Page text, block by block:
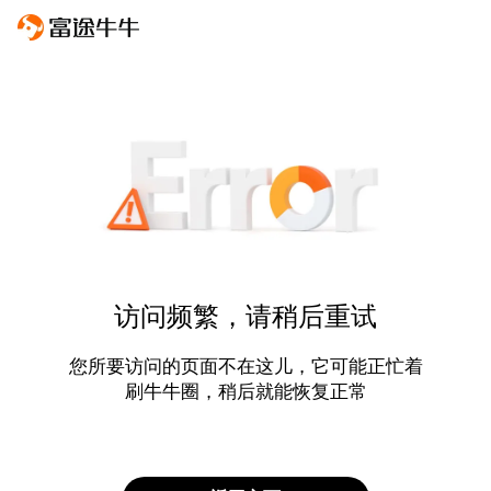
访问频繁，请稍后重试
您所要访问的页面不在这儿，它可能正忙着
刷牛牛圈，稍后就能恢复正常